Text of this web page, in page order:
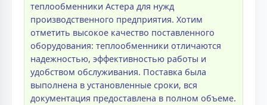
теплообменники Астера для нужд
производственного предприятия. Хотим
отметить высокое качество поставленного
оборудования: теплообменники отличаются
надежностью, эффективностью работы и
удобством обслуживания. Поставка была
выполнена в установленные сроки, вся
документация предоставлена в полном объеме.